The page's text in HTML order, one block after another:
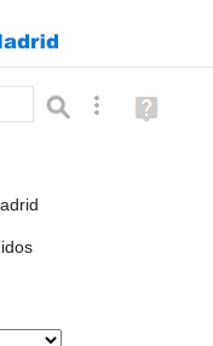
Búsqueda avanzada
Ayuda
(en